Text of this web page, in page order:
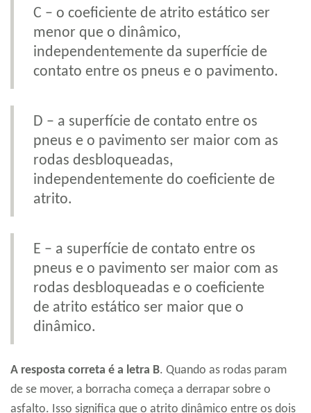
C – o coeficiente de atrito estático ser
menor que o dinâmico,
independentemente da superfície de
contato entre os pneus e o pavimento.
D – a superfície de contato entre os
pneus e o pavimento ser maior com as
rodas desbloqueadas,
independentemente do coeficiente de
atrito.
E – a superfície de contato entre os
pneus e o pavimento ser maior com as
rodas desbloqueadas e o coeficiente
de atrito estático ser maior que o
dinâmico.
A resposta correta é a letra B. Quando as rodas param
de se mover, a borracha começa a derrapar sobre o
asfalto. Isso significa que o atrito dinâmico entre os dois